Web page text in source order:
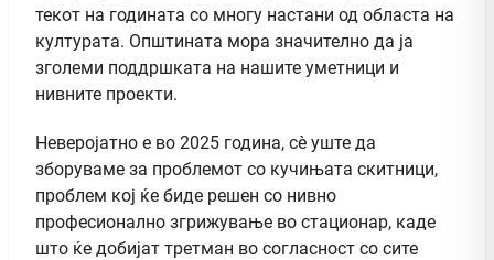
текот на годината со многу настани од областа на
културата. Општината мора значително да ја
зголеми поддршката на нашите уметници и
нивните проекти.
Неверојатно e во 2025 година, сè уште да
зборуваме за проблемот со кучињата скитници,
проблем кој ќе биде решен со нивно
професионално згрижување во стационар, каде
што ќе добијат третман во согласност со сите